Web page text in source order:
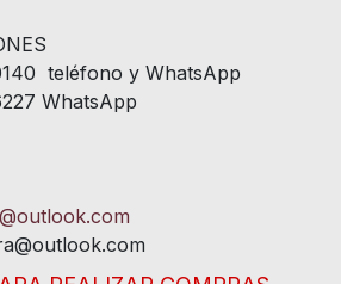
teléfono y WhatsApp
WhatsApp